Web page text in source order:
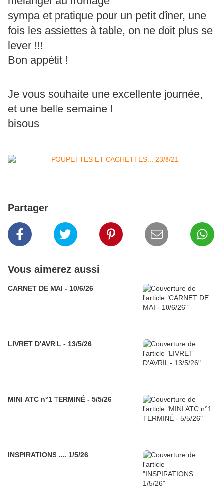
sympa et pratique pour un petit dîner, une
fois les assiettes à table, on ne doit plus se
lever !!!
Bon appétit !
Je vous souhaite une excellente journée,
et une belle semaine !
bisous
Partager
Vous aimerez aussi
CARNET DE MAI - 10/6/26
LIVRET D'AVRIL - 13/5/26
MINI ATC n°1 TERMINÉ - 5/5/26
INSPIRATIONS .... 1/5/26